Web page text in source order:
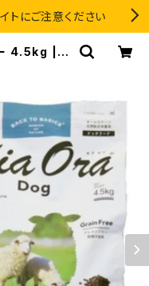
トにご注意ください
ー 4.5kg | p